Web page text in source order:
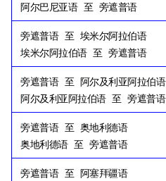
阿尔巴尼亚语至 旁遮普语
旁遮普语至 埃米尔阿拉伯语
埃米尔阿拉伯语至 旁遮普语
旁遮普语至
阿尔及利亚阿拉伯语
阿尔及利亚阿拉伯语至 旁遮普语
旁遮普语至 奥地利德语
奥地利德语至 旁遮普语
旁遮普语至
阿塞拜疆语